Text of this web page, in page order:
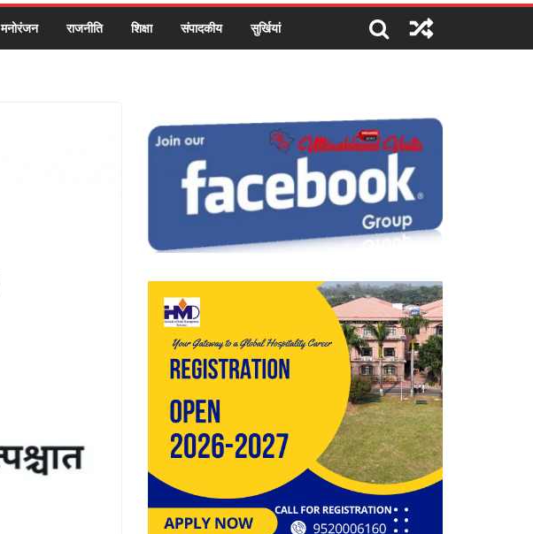
मनोरंजन राजनीति शिक्षा संपादकीय सुर्खियां